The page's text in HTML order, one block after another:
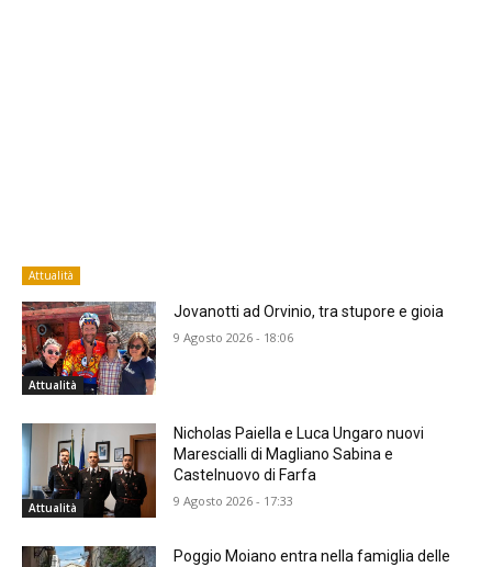
Attualità
Attualità
Jovanotti ad Orvinio, tra stupore e gioia
9 Agosto 2026 - 18:06
Attualità
Nicholas Paiella e Luca Ungaro nuovi
Marescialli di Magliano Sabina e
Castelnuovo di Farfa
9 Agosto 2026 - 17:33
Poggio Moiano entra nella famiglia delle